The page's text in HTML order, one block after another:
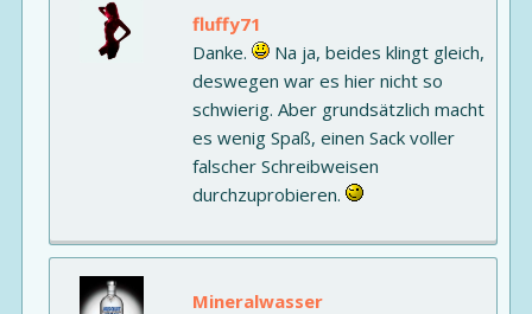
fluffy71
Danke.
Na ja, beides klingt gleich,
deswegen war es hier nicht so
schwierig. Aber grundsätzlich macht
es wenig Spaß, einen Sack voller
falscher Schreibweisen
durchzuprobieren.
Mineralwasser